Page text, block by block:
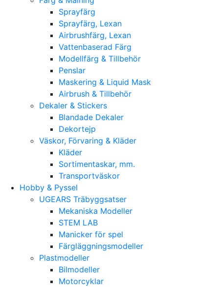
Sprayfärg
Sprayfärg, Lexan
Airbrushfärg, Lexan
Vattenbaserad Färg
Modellfärg & Tillbehör
Penslar
Maskering & Liquid Mask
Airbrush & Tillbehör
Dekaler & Stickers
Blandade Dekaler
Dekortejp
Väskor, Förvaring & Kläder
Kläder
Sortimentaskar, mm.
Transportväskor
Hobby & Pyssel
UGEARS Träbyggsatser
Mekaniska Modeller
STEM LAB
Manicker för spel
Färgläggningsmodeller
Plastmodeller
Bilmodeller
Motorcyklar